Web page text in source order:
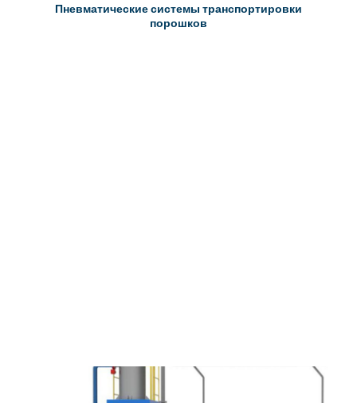
Пневматические системы транспортировки
порошков